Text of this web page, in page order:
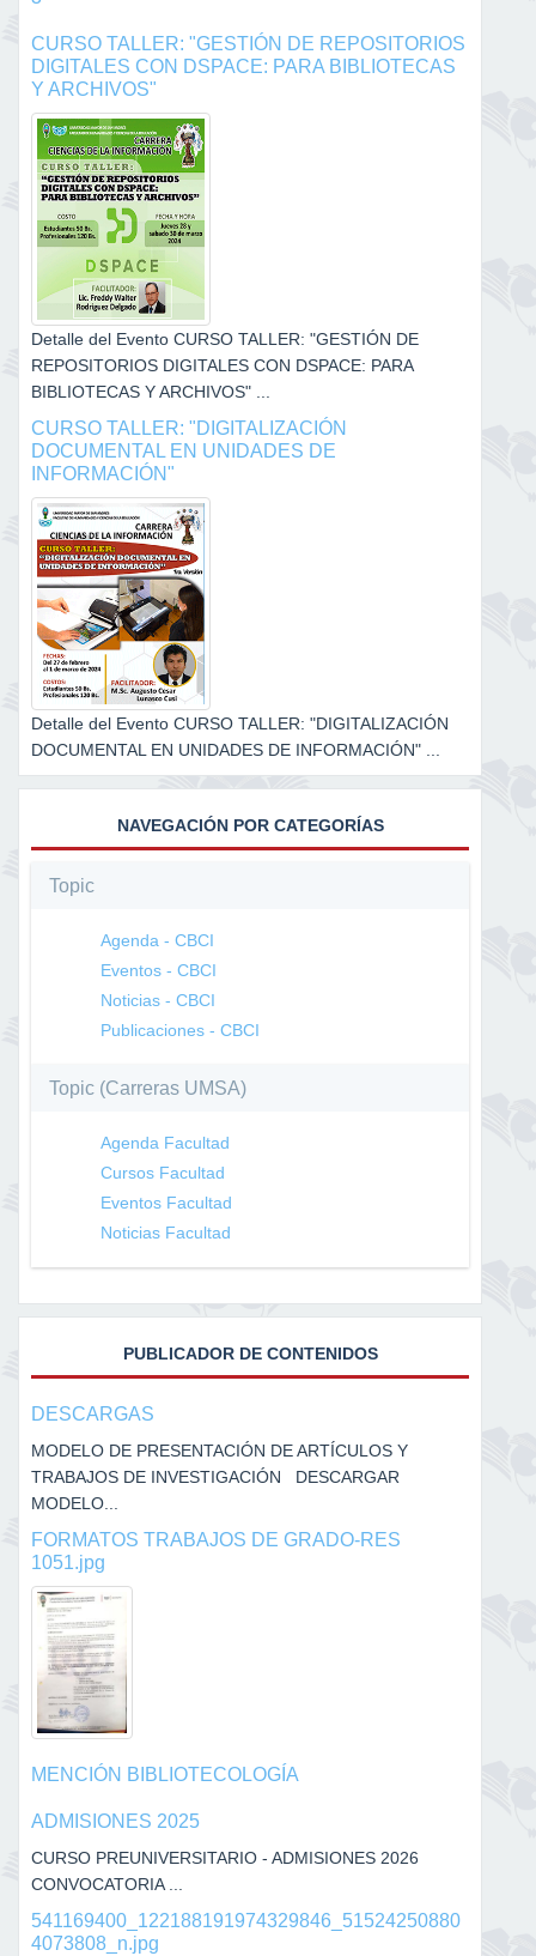
CURSO TALLER: "GESTIÓN DE REPOSITORIOS
DIGITALES CON DSPACE: PARA BIBLIOTECAS
Y ARCHIVOS"
Detalle del Evento CURSO TALLER: "GESTIÓN DE
REPOSITORIOS DIGITALES CON DSPACE: PARA
BIBLIOTECAS Y ARCHIVOS" ...
CURSO TALLER: "DIGITALIZACIÓN
DOCUMENTAL EN UNIDADES DE
INFORMACIÓN"
Detalle del Evento CURSO TALLER: "DIGITALIZACIÓN
DOCUMENTAL EN UNIDADES DE INFORMACIÓN" ...
NAVEGACIÓN POR CATEGORÍAS
Topic
Agenda - CBCI
Eventos - CBCI
Noticias - CBCI
Publicaciones - CBCI
Topic (Carreras UMSA)
Agenda Facultad
Cursos Facultad
Eventos Facultad
Noticias Facultad
PUBLICADOR DE CONTENIDOS
DESCARGAS
MODELO DE PRESENTACIÓN DE ARTÍCULOS Y
TRABAJOS DE INVESTIGACIÓN DESCARGAR
MODELO...
FORMATOS TRABAJOS DE GRADO-RES
1051.jpg
MENCIÓN BIBLIOTECOLOGÍA
ADMISIONES 2025
CURSO PREUNIVERSITARIO - ADMISIONES 2026
CONVOCATORIA ...
541169400_122188191974329846_51524250880
4073808_n.jpg